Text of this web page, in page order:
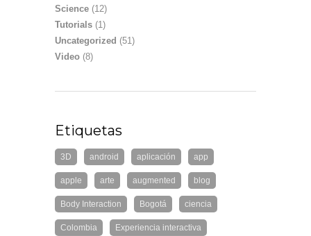
Science (12)
Tutorials (1)
Uncategorized (51)
Video (8)
Etiquetas
3D android aplicación app
apple arte augmented blog
Body Interaction Bogotá ciencia
Colombia Experiencia interactiva